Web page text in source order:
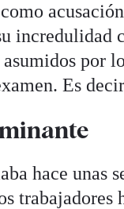
como
incredulidad
por
Es
hace unas